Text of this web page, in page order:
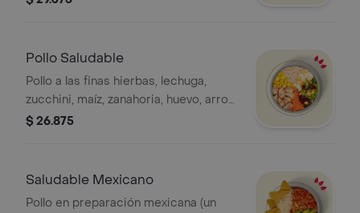
Pollo Saludable
Pollo a las finas hierbas, lechuga,
zucchini, maíz, zanahoria, huevo, arroz
integral y salsa MUY. *La bebida tiene
$ 26.875
Saludable Mexicano
Pollo en preparación mexicana (un